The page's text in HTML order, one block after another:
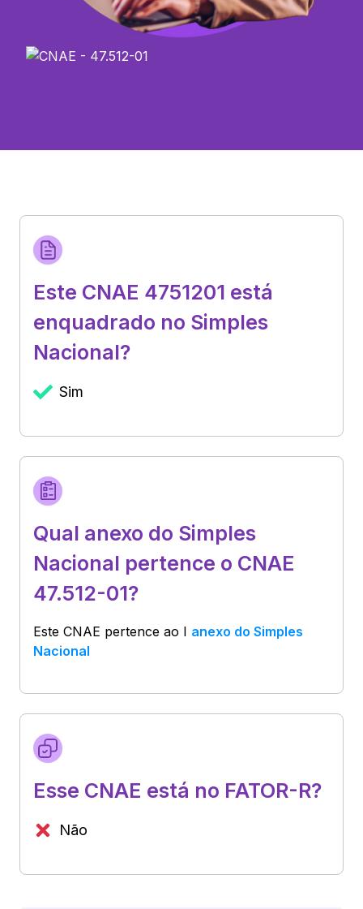
Este CNAE 4751201 está
enquadrado no Simples
Nacional?
Sim
Qual anexo do Simples
Nacional pertence o CNAE
47.512-01?
Este CNAE pertence ao I anexo do Simples
Nacional
Esse CNAE está no FATOR-R?
Não